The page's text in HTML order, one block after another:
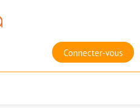
Connecter-vous